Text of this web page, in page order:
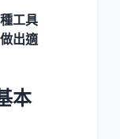
工具
出適
本